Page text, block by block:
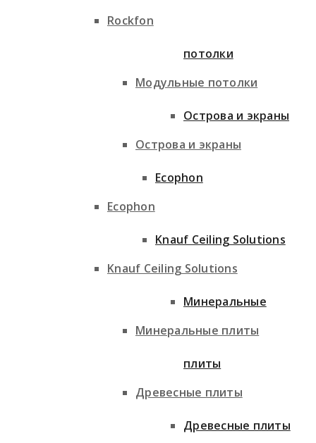
Rockfon
Модульные потолки
Острова и экраны
Ecophon
Knauf Ceiling Solutions
Минеральные плиты
Древесные плиты
потолки
Острова и экраны
Ecophon
Knauf Ceiling Solutions
Минеральные
плиты
Древесные плиты